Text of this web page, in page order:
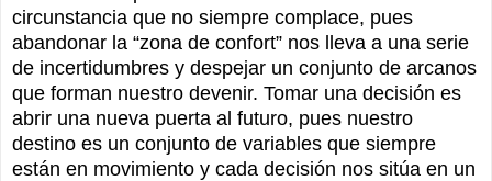
circunstancia que no siempre complace, pues
abandonar la “zona de confort” nos lleva a una serie
de incertidumbres y despejar un conjunto de arcanos
que forman nuestro devenir. Tomar una decisión es
abrir una nueva puerta al futuro, pues nuestro
destino es un conjunto de variables que siempre
están en movimiento y cada decisión nos sitúa en un